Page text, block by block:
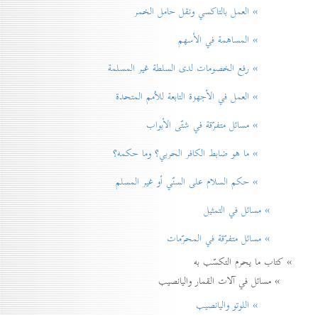
» العمل بالتاكسي ونقل حامل الخمر
» المساهمة في الأسهم
» رفع الخصومات لدی السلطة غير المسلمة
» العمل في الأجهزة التابعة للاُمم المتحدة
» مسائل متفرّقة في شتّی الأبواب
» ما هو ضابط الكافر الحربي؟ وما حكمه؟
» حكم السلام علی السنّي أو غير المسلم
» مسائل في التمثيل
» مسائل متفرّقة في المحرّمات
» كتاب ما يحرم التكسّب به
» مسائل في آلات القمار واليانصيب
» اللوتو واليانصيب